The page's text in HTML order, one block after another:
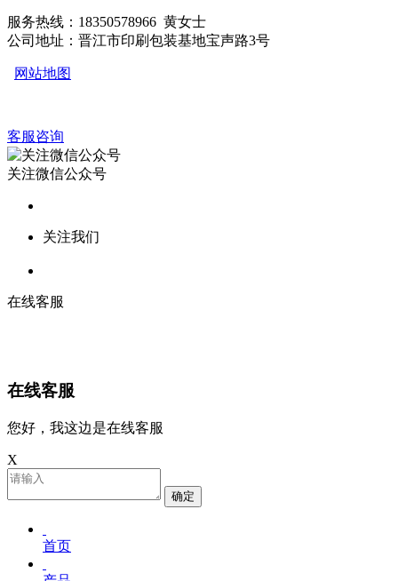
服务热线：18350578966 黄女士
公司地址：晋江市印刷包装基地宝声路3号
网站地图
客服咨询
关注微信公众号
关注我们
在线客服
在线客服
您好，我这边是在线客服
X
确定
首页